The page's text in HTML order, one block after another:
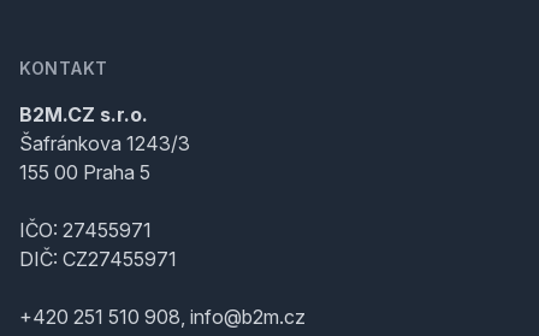
KONTAKT
B2M.CZ s.r.o.
Šafránkova 1243/3
155 00 Praha 5
IČO: 27455971
DIČ: CZ27455971
+420 251 510 908, info@b2m.cz